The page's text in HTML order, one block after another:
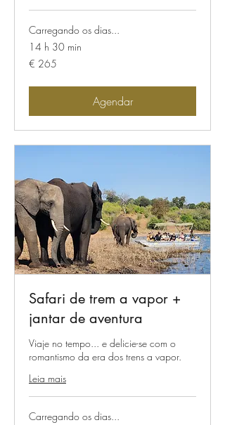
Carregando os dias...
14 h 30 min
265
Euros
€ 265
Agendar
Safari de trem a vapor +
jantar de aventura
Viaje no tempo... e delicie-se com o
romantismo da era dos trens a vapor.
Leia mais
Carregando os dias...